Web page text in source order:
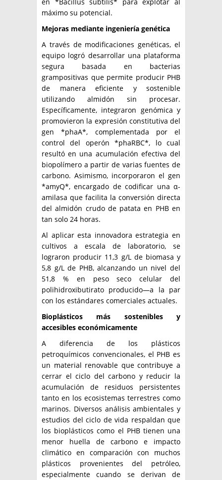
en *Bacillus subtilis* para explotar al
máximo su potencial.
Mejoras mediante ingeniería genética
A través de modificaciones genéticas, el
equipo logró desarrollar una plataforma
segura basada en bacterias
grampositivas que permite producir PHB
de manera eficiente y sostenible
utilizando almidón sin procesar.
Específicamente, integraron genómica y
promovieron la expresión constitutiva del
gen *phaA*, complementada por el
control del operón *phaRBC*, lo cual
resultó en una acumulación efectiva del
biopolímero a partir de varias fuentes de
carbono. Asimismo, incorporaron el gen
*amyQ*, encargado de codificar una α-
amilasa que facilita la conversión directa
del almidón crudo de patata en PHB en
tan solo 24 horas.
Al aplicar esta innovadora estrategia en
cultivos a escala de laboratorio, se
lograron producir 11,3 g/L de biomasa y
5,8 g/L de PHB, alcanzando un nivel del
51,8 % en peso seco celular del
polihidroxibutirato producido—a la par
con los estándares comerciales actuales.
Bioplásticos más sostenibles y
accesibles económicamente
A diferencia de los plásticos
petroquímicos convencionales, el PHB es
un material renovable que contribuye a
cerrar el ciclo del carbono y reducir la
acumulación de residuos persistentes
tanto en los ecosistemas terrestres como
marinos. Diversos análisis ambientales y
estudios del ciclo de vida respaldan que
los bioplásticos como el PHB tienen una
menor huella de carbono e impacto
climático en comparación con muchos
plásticos provenientes del petróleo,
especialmente cuando se derivan de